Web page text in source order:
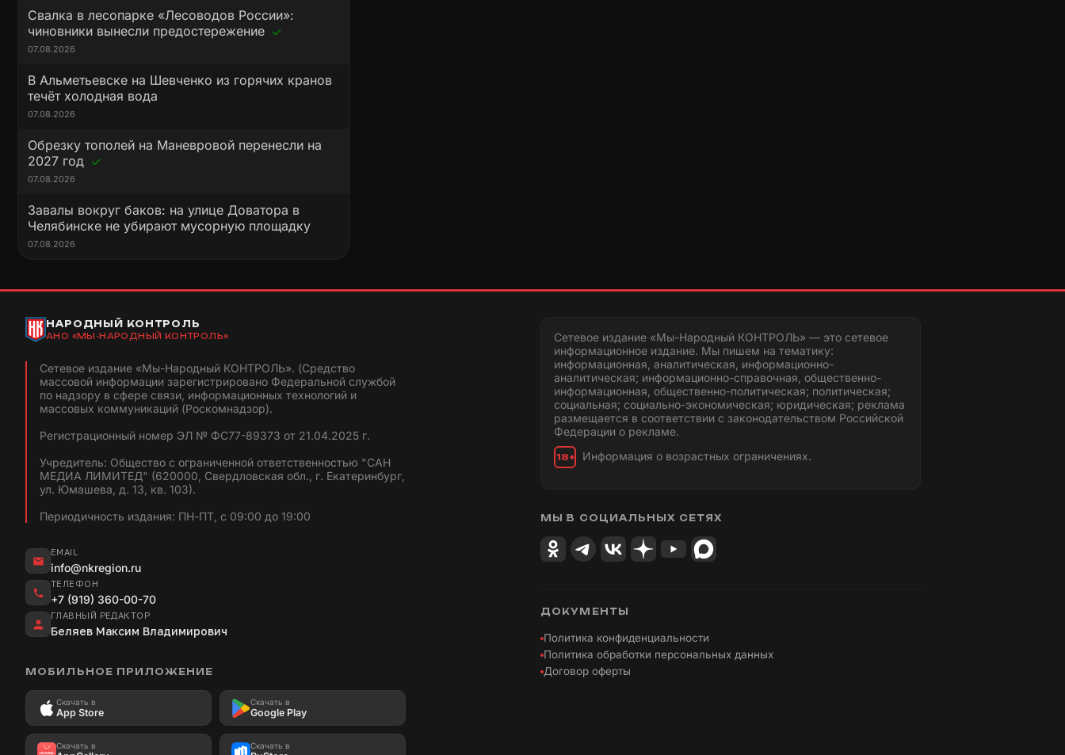
Свалка в лесопарке «Лесоводов России»:
чиновники вынесли предостережение
07.08.2026
В Альметьевске на Шевченко из горячих кранов
течёт холодная вода
07.08.2026
Обрезку тополей на Маневровой перенесли на
2027 год
07.08.2026
Завалы вокруг баков: на улице Доватора в
Челябинске не убирают мусорную площадку
07.08.2026
НАРОДНЫЙ КОНТРОЛЬ
АНО «МЫ-НАРОДНЫЙ КОНТРОЛЬ»
Сетевое издание «Мы-Народный КОНТРОЛЬ». (Средство
массовой информации зарегистрировано Федеральной службой
по надзору в сфере связи, информационных технологий и
массовых коммуникаций (Роскомнадзор).
Регистрационный номер ЭЛ № ФС77-89373 от 21.04.2025 г.
Учредитель: Общество с ограниченной ответственностью "САН
МЕДИА ЛИМИТЕД" (620000, Свердловская обл., г. Екатеринбург,
ул. Юмашева, д. 13, кв. 103).
Периодичность издания: ПН-ПТ, с 09:00 до 19:00
EMAIL
info@nkregion.ru
ТЕЛЕФОН
+7 (919) 360-00-70
ГЛАВНЫЙ РЕДАКТОР
Беляев Максим Владимирович
МОБИЛЬНОЕ ПРИЛОЖЕНИЕ
Скачать в
App Store
Скачать в
Google Play
Скачать в Скачать в
Сетевое издание «Мы-Народный КОНТРОЛЬ» — это сетевое
информационное издание. Мы пишем на тематику:
информационная, аналитическая, информационно-
аналитическая; информационно-справочная, общественно-
информационная, общественно-политическая; политическая;
социальная; социально-экономическая; юридическая; реклама
размещается в соответствии с законодательством Российской
Федерации о рекламе.
18+ Информация о возрастных ограничениях.
МЫ В СОЦИАЛЬНЫХ СЕТЯХ
ДОКУМЕНТЫ
Политика конфиденциальности
Политика обработки персональных данных
Договор оферты